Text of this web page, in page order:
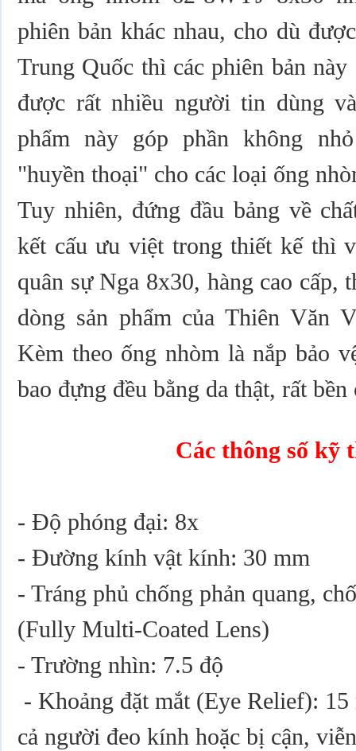
phiên bản khác nhau, cho dù
Trung Quốc thì các phiên bản
được rất nhiều người tin dùng
phẩm này góp phần không
"huyền thoại" cho các loại ống
Tuy nhiên, đứng đầu bảng về
kết cấu ưu việt trong thiết kế thì
quân sự Nga 8x30, hàng cao cấp,
dòng sản phẩm của Thiên Văn
Kèm theo ống nhòm là nắp bảo
bao đựng đều bằng da thật, rất bền
Các thông số kỹ
- Độ phóng đại: 8x
- Đường kính vật kính: 30 mm
- Tráng phủ chống phản quang,
(Fully Multi-Coated Lens)
- Trường nhìn: 7.5 độ
- Khoảng đặt mắt (Eye Relief):
cả người đeo kính hoặc bị cận,